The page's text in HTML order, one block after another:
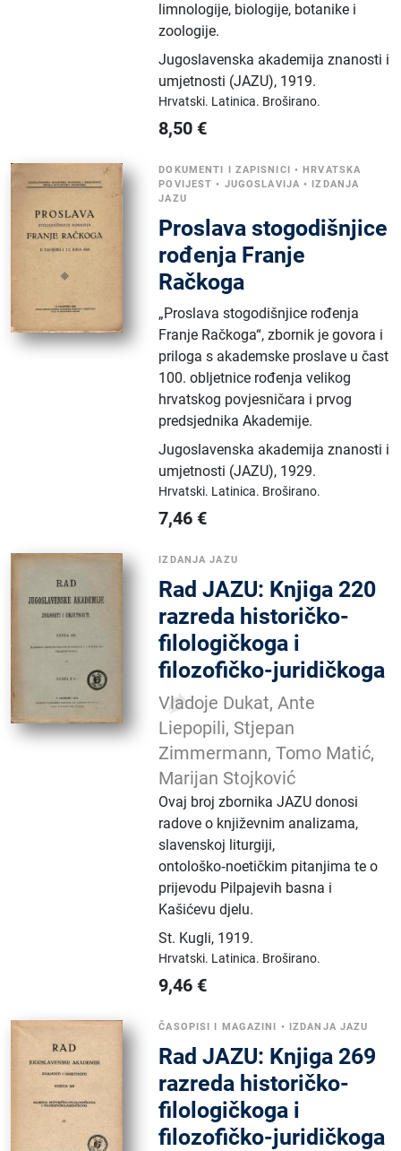
limnologije, biologije, botanike i
zoologije.
Jugoslavenska akademija znanosti i
umjetnosti (JAZU), 1919.
Hrvatski. Latinica. Broširano.
8,50 €
DOKUMENTI I ZAPISNICI •HRVATSKA
POVIJEST • JUGOSLAVIJA • IZDANJA
JAZU
Proslava stogodišnjice
rođenja Franje
Račkoga
„Proslava stogodišnjice rođenja
Franje Račkoga“, zbornik je govora i
priloga s akademske proslave u čast
100. obljetnice rođenja velikog
hrvatskog povjesničara i prvog
predsjednika Akademije.
Jugoslavenska akademija znanosti i
umjetnosti (JAZU), 1929.
Hrvatski. Latinica. Broširano.
7,46 €
IZDANJA JAZU
Rad JAZU: Knjiga 220
razreda historičko-
filologičkoga i
filozofičko-juridičkoga
Vladoje Dukat, Ante
Liepopili, Stjepan
Zimmermann, Tomo Matić,
Marijan Stojković
Ovaj broj zbornika JAZU donosi
radove o književnim analizama,
slavenskoj liturgiji,
ontološko‑noetičkim pitanjima te o
prijevodu Pilpajevih basna i
Kašićevu djelu.
St. Kugli, 1919.
Hrvatski. Latinica. Broširano.
9,46 €
ČASOPISI I MAGAZINI • IZDANJA JAZU
Rad JAZU: Knjiga 269
razreda historičko-
filologičkoga i
filozofičko-juridičkoga